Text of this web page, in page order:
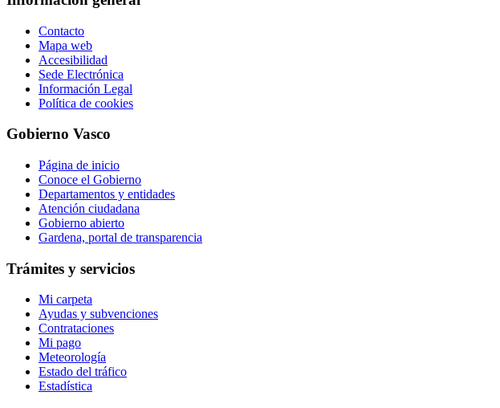
Contacto
Mapa web
Accesibilidad
Sede Electrónica
Información Legal
Política de cookies
Gobierno Vasco
Página de inicio
Conoce el Gobierno
Departamentos y entidades
Atención ciudadana
Gobierno abierto
Gardena, portal de transparencia
Trámites y servicios
Mi carpeta
Ayudas y subvenciones
Contrataciones
Mi pago
Meteorología
Estado del tráfico
Estadística